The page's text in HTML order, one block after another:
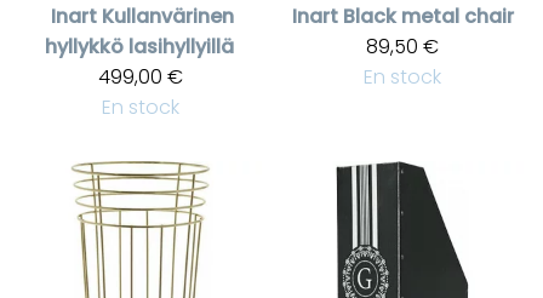
Inart Kullanvärinen
hyllykkö lasihyllyillä
499,00 €
En stock
Inart Black metal chair
89,50 €
En stock